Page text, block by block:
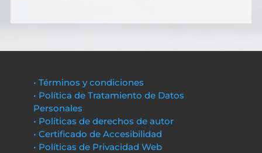
• Términos y condiciones
• Política de Tratamiento de Datos
Personales
• Políticas de derechos de autor
• Certificado de Accesibilidad
• Políticas de Privacidad Web